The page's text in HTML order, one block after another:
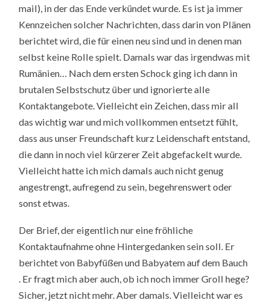
mail), in der das Ende verkündet wurde. Es ist ja immer
Kennzeichen solcher Nachrichten, dass darin von Plänen
berichtet wird, die für einen neu sind und in denen man
selbst keine Rolle spielt. Damals war das irgendwas mit
Rumänien… Nach dem ersten Schock ging ich dann in
brutalen Selbstschutz über und ignorierte alle
Kontaktangebote. Vielleicht ein Zeichen, dass mir all
das wichtig war und mich vollkommen entsetzt fühlt,
dass aus unser Freundschaft kurz Leidenschaft entstand,
die dann in noch viel kürzerer Zeit abgefackelt wurde.
Vielleicht hatte ich mich damals auch nicht genug
angestrengt, aufregend zu sein, begehrenswert oder
sonst etwas.
Der Brief, der eigentlich nur eine fröhliche
Kontaktaufnahme ohne Hintergedanken sein soll. Er
berichtet von Babyfüßen und Babyatem auf dem Bauch
. Er fragt mich aber auch, ob ich noch immer Groll hege?
Sicher, jetzt nicht mehr. Aber damals. Vielleicht war es